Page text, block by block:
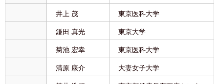
井上 茂 東京医科大学
鎌田 真光 東京大学
菊池 宏幸 東京医科大学
清原 康介 大妻女子大学